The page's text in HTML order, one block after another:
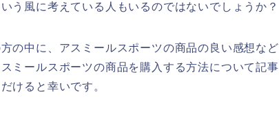
う風に考えている人もいるのではないでしょうか？
の中に、アスミールスポーツの商品の良い感想など
ミールスポーツの商品を購入する方法について記事
けると幸いです。